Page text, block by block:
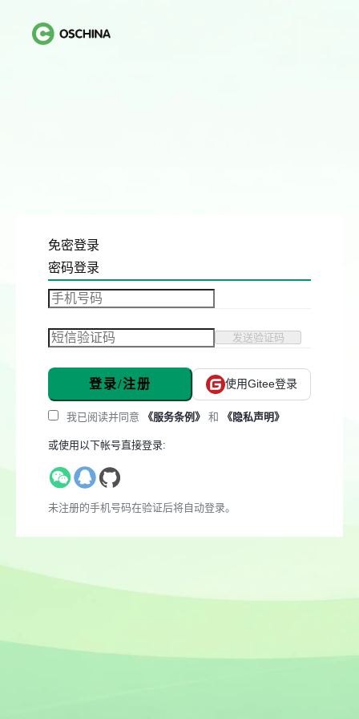
免密登录
密码登录
发送验证码
登录/注册 使用Gitee登录
我已阅读并同意 《服务条例》 和 《隐私声明》
或使用以下帐号直接登录:
未注册的手机号码在验证后将自动登录。